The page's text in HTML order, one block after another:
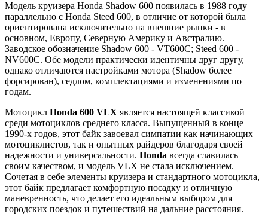
Модель круизера Honda Shadow 600 появилась в 1988 году
параллельно с Honda Steed 600, в отличие от которой была
ориентирована исключительно на внешние рынки - в
основном, Европу, Северную Америку и Австралию.
Заводское обозначение Shadow 600 - VT600C; Steed 600 -
NV600C. Обе модели практически идентичны друг другу,
однако отличаются настройками мотора (Shadow более
форсирован), седлом, комплектациями и изменениями по
годам.
Мотоцикл Honda 600 VLX является настоящей классикой
среди мотоциклов среднего класса. Выпущенный в конце
1990-х годов, этот байк завоевал симпатии как начинающих
мотоциклистов, так и опытных райдеров благодаря своей
надежности и универсальности. Honda всегда славилась
своим качеством, и модель VLX не стала исключением.
Сочетая в себе элементы круизера и стандартного мотоцикла,
этот байк предлагает комфортную посадку и отличную
маневренность, что делает его идеальным выбором для
городских поездок и путешествий на дальние расстояния.